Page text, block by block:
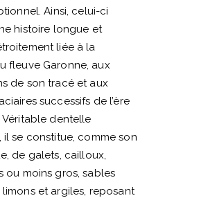
Ainsi, celui-ci
histoire longue et
liée à la
fleuve Garonne, aux
de son tracé et aux
successifs de l’ère
Véritable dentelle
se constitue, comme son
de galets, cailloux,
ou moins gros, sables
et argiles, reposant